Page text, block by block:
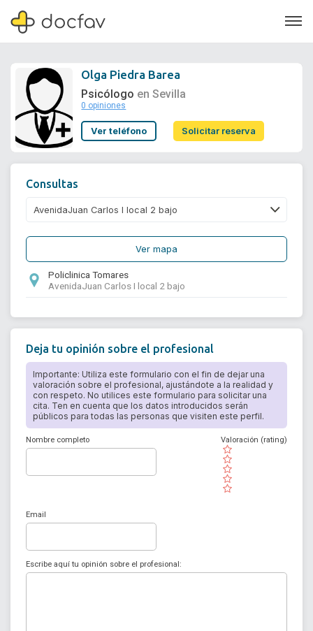
Soporte
Olga Piedra Barea
Psicólogo en Sevilla
0 opiniones
Ver teléfono Solicitar reserva
Consultas
Ver mapa
Policlinica Tomares
AvenidaJuan Carlos I local 2 bajo
Deja tu opinión sobre el profesional
Importante: Utiliza este formulario con el fin de dejar una
valoración sobre el profesional, ajustándote a la realidad y
con respeto. No utilices este formulario para solicitar una
cita. Ten en cuenta que los datos introducidos serán
públicos para todas las personas que visiten este perfil.
Nombre completo
( )
( )
( )
( )
( )
Valoración (rating)
Email
Escribe aquí tu opinión sobre el profesional: